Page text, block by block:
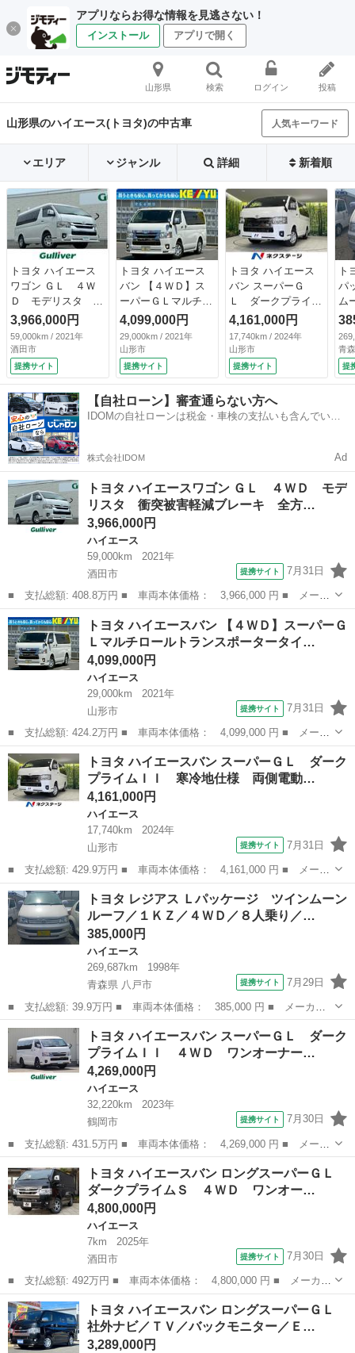
アプリならお得な情報を見逃さない！
インストール アプリで開く
山形県 検索 ログイン 投稿
山形県のハイエース(トヨタ)の中古車 人気キーワード
エリア ジャンル 詳細 新着順
トヨタ ハイエース
ワゴン ＧＬ ４Ｗ
Ｄ モデリスタ 衝
突被害軽減ブレー
キ 全方位カメラ
ＥＴＣ２．０ スマ
ートキー パワース
ライドドア ＳＤナ
ビ【Ｂｌｕｅｔｏｏ
ｔｈ／ＡＭ／ＦＭ／
ＤＶＤ】 デジタル
インナーミラー １
０人乗り 禁煙
（車検整備付）
3,966,000円
59,000km / 2021年
酒田市
提携サイト
トヨタ ハイエース
バン 【４ＷＤ】ス
ーパーＧＬマルチロ
ールトランスポータ
ータイプ２ 【軽油
ターボ】【愛知県仕
入】【モデリスタ
車】【ベットキッ
ト】【両側電動スラ
イドドア】【フリッ
プダウンモニター】
セグ Ｂｌｕｅｔｏ
ンサー衝突軽減＆車
線逸脱警ＬＥＤ
（なし）
4,099,000円
29,000km / 2021年
山形市
提携サイト
トヨタ ハイエース
バン スーパーＧ
Ｌ ダークプライム
ＩＩ 寒冷地仕様
両側電動ドア １０
型ナビ 衝突軽減
禁煙車 バックカメ
ラ ＥＴＣ Ｂｌｕ
ｅｔｏｏｔｈ フル
セグ デジタルイン
ナーミラー ＬＥＤ
（車検整備付）
4,161,000円
17,740km / 2024年
山形市
提携サイト
ト
パ
ム
Ｚ
り
ー
ー
ヒ
ア
青
提
【自社ローン】審査通らない方へ
IDOMの自社ローンは税金・車検の支払いも含んでいる
株式会社IDOM Ad
トヨタ ハイエースワゴン ＧＬ ４ＷＤ モデ
リスタ 衝突被害軽減ブレーキ 全方…
3,966,000円
ハイエース
59,000km
2021年
酒田市
提携サイト 7月31日
■ 支払総額: 408.8万円 ■ 車両本体価格： 3,966,000 円 ■ メーカ
ー名： トヨタ ■ 車種名： ハイエースワゴン ■ グレード名：
ＧＬ ４ＷＤ モデリスタ 衝突被害軽減ブレーキ 全方位カメラ
ＥＴＣ２...
山形 酒田市 ハイエース
トヨタ ハイエースバン 【４ＷＤ】スーパーＧ
Ｌマルチロールトランスポータータイ…
4,099,000円
ハイエース
29,000km
2021年
山形市
提携サイト 7月31日
■ 支払総額: 424.2万円 ■ 車両本体価格： 4,099,000 円 ■ メーカ
ー名： トヨタ ■ 車種名： ハイエースバン ■ グレード名：
【４ＷＤ】スーパーＧＬマルチロールトランスポータータイプ２
【軽油ターボ...
山形 山形市 ハイエース
トヨタ ハイエースバン スーパーＧＬ ダーク
プライムＩＩ 寒冷地仕様 両側電動…
4,161,000円
ハイエース
17,740km
2024年
山形市
提携サイト 7月31日
■ 支払総額: 429.9万円 ■ 車両本体価格： 4,161,000 円 ■ メーカ
ー名： トヨタ ■ 車種名： ハイエースバン ■ グレード名： ス
ーパーＧＬ ダークプライムＩＩ 寒冷地仕様 両側電動ドア １０
型ナビ ...
山形 山形市 ハイエース
トヨタ レジアス Ｌパッケージ ツインムーン
ルーフ／１ＫＺ／４ＷＤ／８人乗り／…
385,000円
ハイエース
269,687km
1998年
青森県 八戸市
提携サイト 7月29日
■ 支払総額: 39.9万円 ■ 車両本体価格： 385,000 円 ■ メーカー
名： トヨタ ■ 車種名： レジアス ■ グレード名： Ｌパッケー
ジ ツインムーンルーフ／１ＫＺ／４ＷＤ／８人乗り／ＥＴＣ／電動
カーテン／フ...
青森 八戸市 ハイエース
トヨタ ハイエースバン スーパーＧＬ ダーク
プライムＩＩ ４ＷＤ ワンオーナー…
4,269,000円
ハイエース
32,220km
2023年
鶴岡市
提携サイト 7月30日
■ 支払総額: 431.5万円 ■ 車両本体価格： 4,269,000 円 ■ メーカ
ー名： トヨタ ■ 車種名： ハイエースバン ■ グレード名： ス
ーパーＧＬ ダークプライムＩＩ ４ＷＤ ワンオーナー 衝突軽
減 メモリ...
山形 鶴岡市 ハイエース
トヨタ ハイエースバン ロングスーパーＧＬ
ダークプライムＳ ４ＷＤ ワンオー…
4,800,000円
ハイエース
7km
2025年
酒田市
提携サイト 7月30日
■ 支払総額: 492万円 ■ 車両本体価格： 4,800,000 円 ■ メーカー
名： トヨタ ■ 車種名： ハイエースバン ■ グレード名： ロン
グスーパーＧＬ ダークプライムＳ ４ＷＤ ワンオーナー 登録済
み未使用車...
山形 酒田市 ハイエース
トヨタ ハイエースバン ロングスーパーＧＬ
社外ナビ／ＴＶ／バックモニター／Ｅ…
3,289,000円